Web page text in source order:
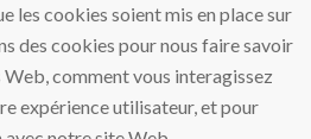
les cookies soient mis en place sur
des cookies pour nous faire savoir
comment vous interagissez
expérience utilisateur, et pour